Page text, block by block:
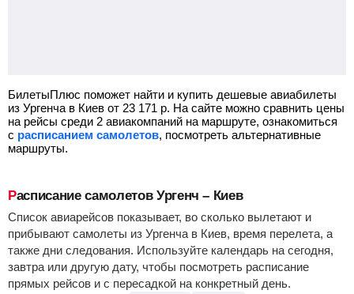
БилетыПлюс поможет найти и купить дешевые авиабилеты
из Ургенча в Киев от 23 171 р. На сайте можно сравнить цены
на рейсы среди 2 авиакомпаний на маршруте, ознакомиться
с расписанием самолетов, посмотреть альтернативные
маршруты.
Расписание самолетов Ургенч – Киев
Список авиарейсов показывает, во сколько вылетают и
прибывают самолеты из Ургенча в Киев, время перелета, а
также дни следования. Используйте календарь на сегодня,
завтра или другую дату, чтобы посмотреть расписание
прямых рейсов и с пересадкой на конкретный день.